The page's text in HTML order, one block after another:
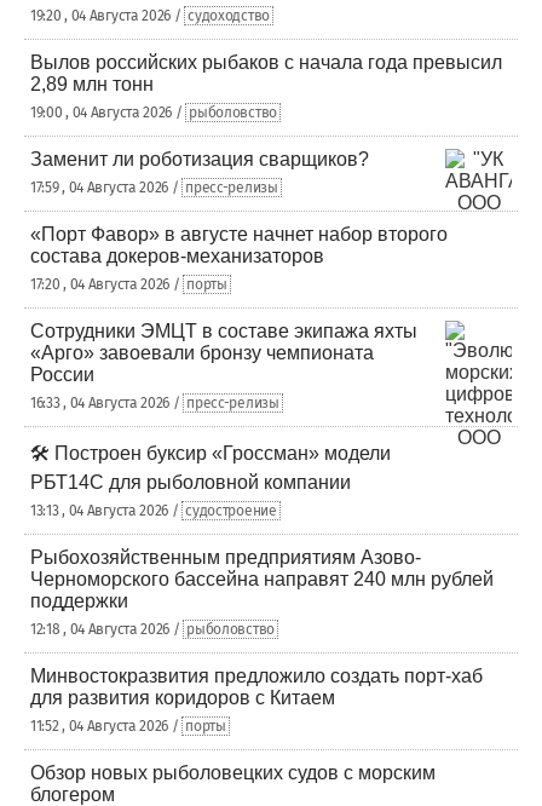
19:20 , 04 Августа 2026 / судоходство
Вылов российских рыбаков с начала года превысил
2,89 млн тонн
19:00 , 04 Августа 2026 / рыболовство
Заменит ли роботизация сварщиков?
17:59 , 04 Августа 2026 / пресс-релизы
«Порт Фавор» в августе начнет набор второго
состава докеров-механизаторов
17:20 , 04 Августа 2026 / порты
Сотрудники ЭМЦТ в составе экипажа яхты
«Арго» завоевали бронзу чемпионата
России
16:33 , 04 Августа 2026 / пресс-релизы
🛠️ Построен буксир «Гроссман» модели
РБТ14С для рыболовной компании
13:13 , 04 Августа 2026 / судостроение
Рыбохозяйственным предприятиям Азово-
Черноморского бассейна направят 240 млн рублей
поддержки
12:18 , 04 Августа 2026 / рыболовство
Минвостокразвития предложило создать порт-хаб
для развития коридоров с Китаем
11:52 , 04 Августа 2026 / порты
Обзор новых рыболовецких судов с морским
блогером